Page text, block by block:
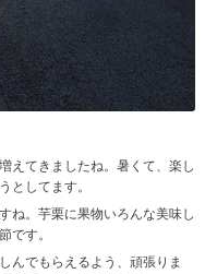
えてきましたね。暑くて、楽し
としてます。
ね。芋栗に果物いろんな美味し
です。
んでもらえるよう、頑張りま